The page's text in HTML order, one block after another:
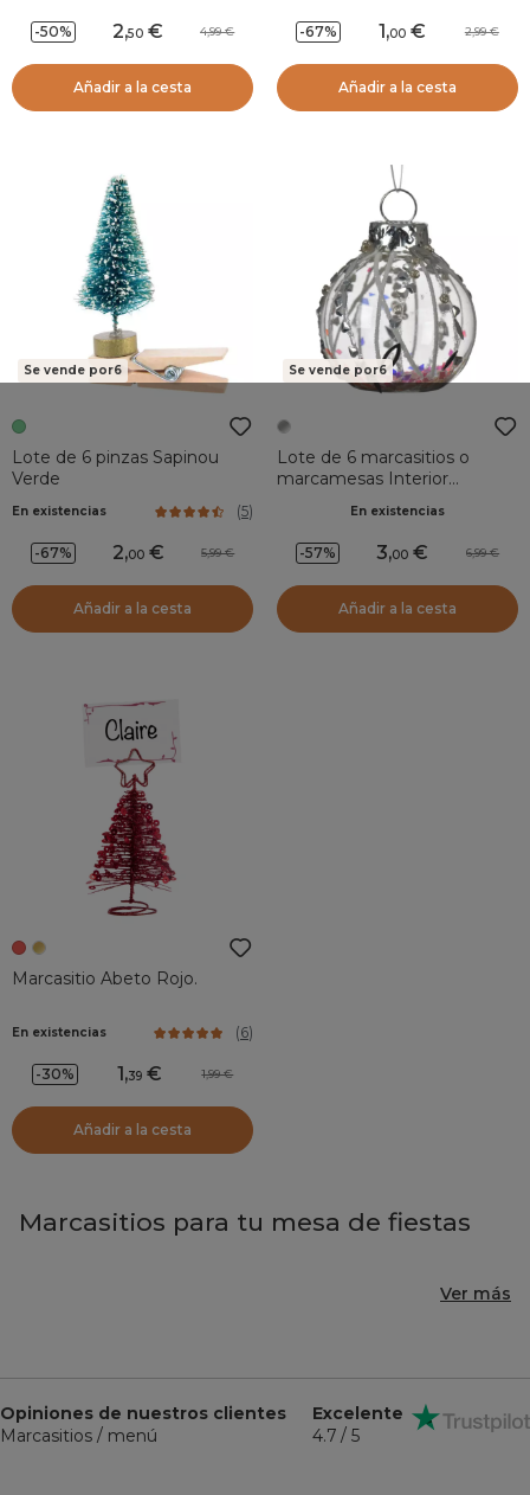
-50% 2,50 4,99
Añadir a la cesta
-67% 1,00 2,99
Añadir a la cesta
Se vende por6
Lote de 6 pinzas Sapinou
Verde
En existencias (5)
-67% 2,00 5,99
Añadir a la cesta
Se vende por6
Lote de 6 marcasitios o
marcamesas Interior
En existencias
-57% 3,00 6,99
Añadir a la cesta
Marcasitio Abeto Rojo.
En existencias (6)
-30% 1,39 1,99
Añadir a la cesta
Marcasitios para tu mesa de fiestas
Ver más
Opiniones de nuestros clientes
Marcasitios / menú
Excelente
4.7 / 5